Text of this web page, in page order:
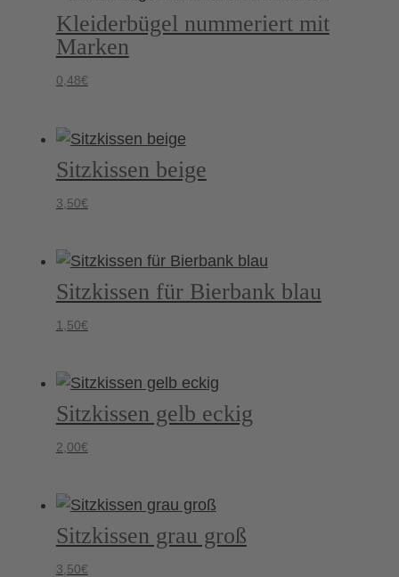
Kleiderbügel nummeriert mit
Marken
0,48€
Sitzkissen beige
3,50€
Sitzkissen für Bierbank blau
1,50€
Sitzkissen gelb eckig
2,00€
Sitzkissen grau groß
3,50€